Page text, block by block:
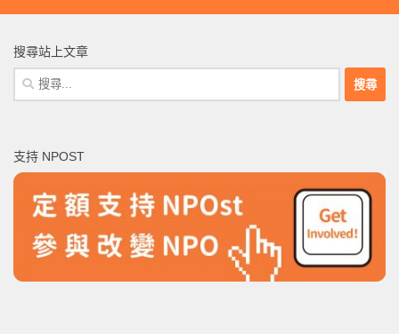
搜尋站上文章
搜
尋
字:
支持 NPOST